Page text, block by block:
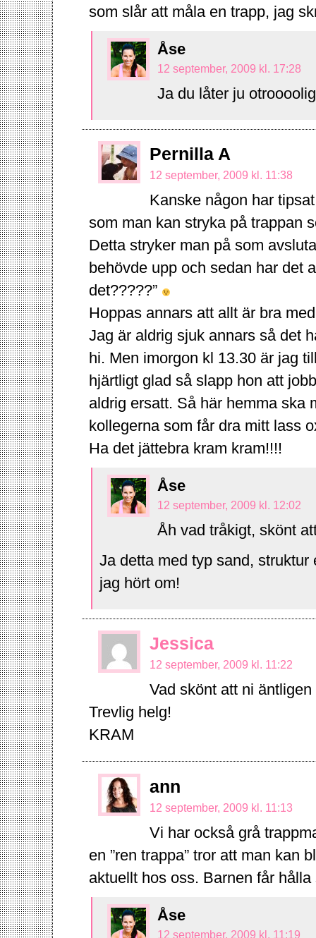
som slår att måla en trapp, jag
Åse
12 september, 2009 kl. 17:28
Ja du låter ju
Pernilla A
12 september, 2009 kl. 11:38
Kanske någon har
som man kan stryka på trappan
Detta stryker man på som
behövde upp och sedan har det
det?????”
Hoppas annars att allt är bra
Jag är aldrig sjuk annars så det
hi. Men imorgon kl 13.30 är jag
hjärtligt glad så slapp hon att
aldrig ersatt. Så här hemma ska
kollegerna som får dra mitt lass
Ha det jättebra kram kram!!!!
Åse
12 september, 2009 kl. 12:02
Åh vad tråkigt, skönt
Ja detta med typ sand,
jag hört om!
Jessica
12 september, 2009 kl. 11:22
Vad skönt att ni
Trevlig helg!
KRAM
ann
12 september, 2009 kl. 11:13
Vi har också grå
en ”ren trappa” tror att man kan
aktuellt hos oss. Barnen får
Åse
12 september, 2009 kl. 11:19